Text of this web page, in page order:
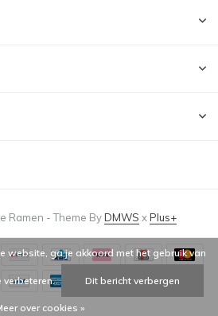
Ramen - Theme ByDMWS xPlus+
website, ga je akkoord met het gebruik van
verbeteren. Dit bericht verbergen
over cookies »